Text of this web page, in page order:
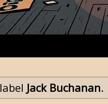
Jack Buchanan.